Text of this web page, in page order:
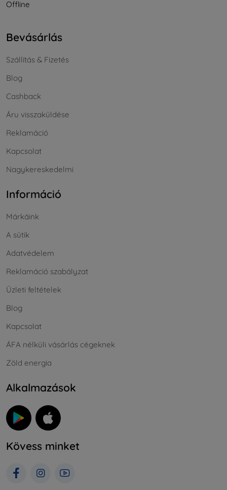
Offline
Bevásárlás
Szállítás & Fizetés
Blog
Cashback
Áru visszaküldése
Reklamáció
Kapcsolat
Nagykereskedelmi
Információ
Márkáink
A sütik
Adatvédelem
Reklamáció szabályzat
Üzleti feltételek
Blog
Kapcsolat
ÁFA nélküli vásárlás cégeknek
Zöld energia
Alkalmazások
Kövess minket